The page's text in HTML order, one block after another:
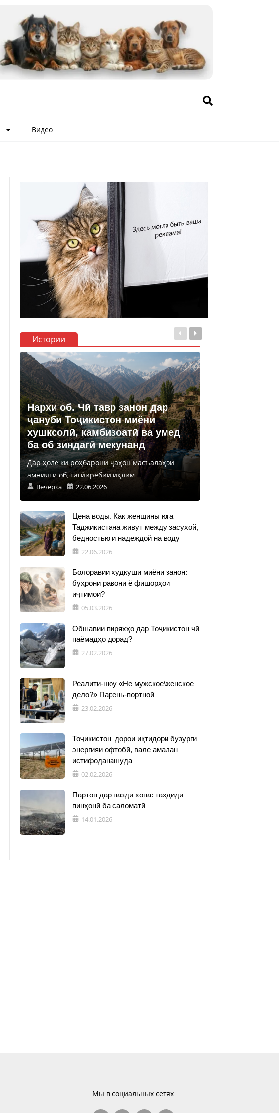
Видео
Истории
Нархи об. Чӣ тавр занон дар
ҷануби Тоҷикистон миёни
хушксолӣ, камбизоатӣ ва умед
ба об зиндагӣ мекунанд
Дар ҳоле ки роҳбарони ҷаҳон масъалаҳои
амнияти об, тағйирёбии иқлим...
Вечерка 22.06.2026
Цена воды. Как женщины юга
Таджикистана живут между засухой,
бедностью и надеждой на воду
22.06.2026
Болоравии худкушӣ миёни занон:
бӯҳрони равонӣ ё фишорҳои
иҷтимоӣ?
05.03.2026
Обшавии пиряхҳо дар Тоҷикистон чӣ
паёмадҳо дорад?
27.02.2026
Реалити-шоу «Не мужское\женское
дело?» Парень-портной
23.02.2026
Тоҷикистон: дорои иқтидори бузурги
энергияи офтобӣ, вале амалан
истифоданашуда
02.02.2026
Партов дар назди хона: таҳдиди
пинҳонӣ ба саломатӣ
14.01.2026
Мы в социальных сетях